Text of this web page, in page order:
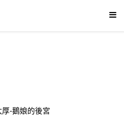
肥油太厚-鵝娘的後宮